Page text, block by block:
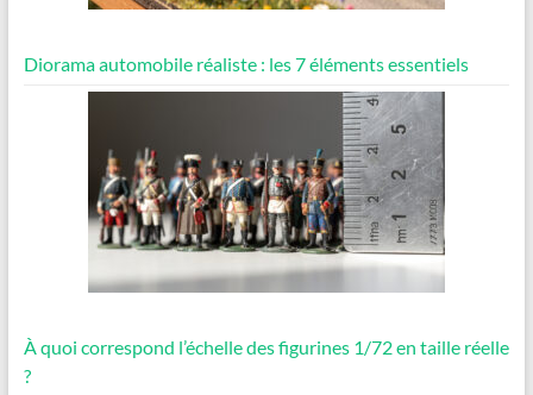
Diorama automobile réaliste : les 7 éléments essentiels
À quoi correspond l’échelle des figurines 1/72 en taille réelle
?